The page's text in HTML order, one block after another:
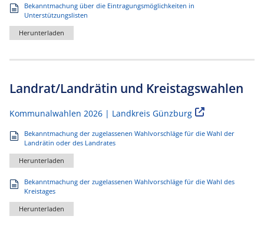
Bekanntmachung über die Eintragungsmöglichkeiten in
Unterstützungslisten
Herunterladen
Landrat/Landrätin und Kreistagswahlen
Kommunalwahlen 2026 | Landkreis Günzburg
Bekanntmachung der zugelassenen Wahlvorschläge für die Wahl der
Landrätin oder des Landrates
Herunterladen
Bekanntmachung der zugelassenen Wahlvorschläge für die Wahl des
Kreistages
Herunterladen